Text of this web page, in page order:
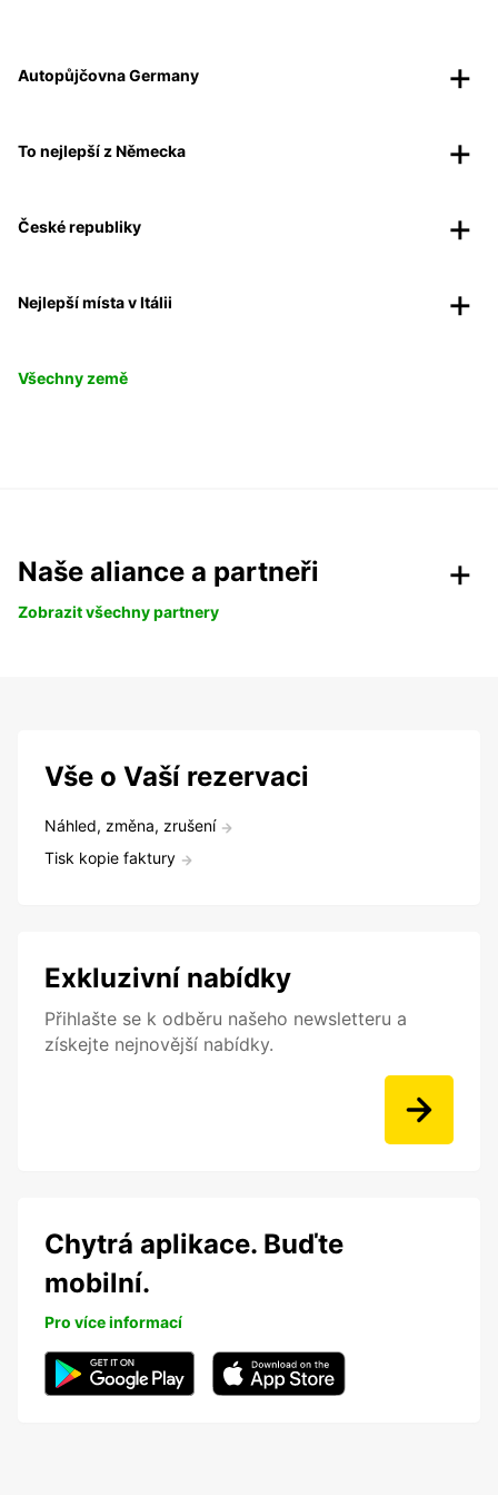
Autopůjčovna Germany
To nejlepší z Německa
České republiky
Nejlepší místa v Itálii
Všechny země
Naše aliance a partneři
Zobrazit všechny partnery
Vše o Vaší rezervaci
Náhled, změna, zrušení
Tisk kopie faktury
Exkluzivní nabídky
Přihlašte se k odběru našeho newsletteru a
získejte nejnovější nabídky.
Chytrá aplikace. Buďte
mobilní.
Pro více informací